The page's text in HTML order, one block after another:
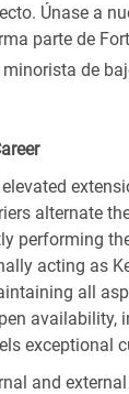
Únase a
parte de
de
alternate
performing
acting as
all
availability,
exceptional
and